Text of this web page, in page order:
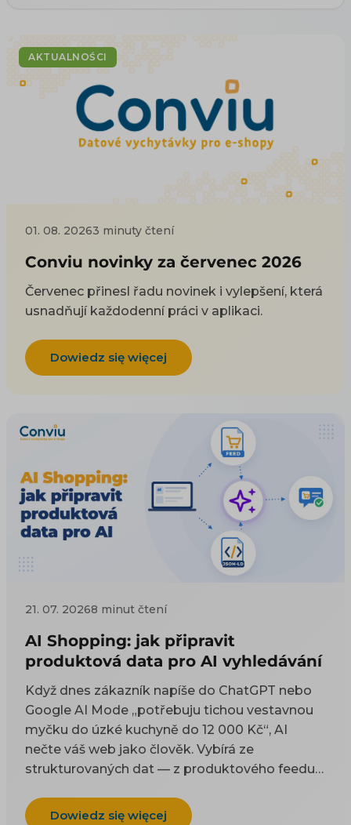
AKTUALNOŚCI
01. 08. 20263 minuty čtení
Conviu novinky za červenec 2026
Červenec přinesl řadu novinek i vylepšení, která
usnadňují každodenní práci v aplikaci.
Dowiedz się więcej
21. 07. 20268 minut čtení
AI Shopping: jak připravit
produktová data pro AI vyhledávání
Když dnes zákazník napíše do ChatGPT nebo
Google AI Mode „potřebuju tichou vestavnou
myčku do úzké kuchyně do 12 000 Kč“, AI
nečte váš web jako člověk. Vybírá ze
strukturovaných dat — z produktového feedu a
návod, co do těch dat dát a jak je naplnit, aby
Dowiedz się więcej